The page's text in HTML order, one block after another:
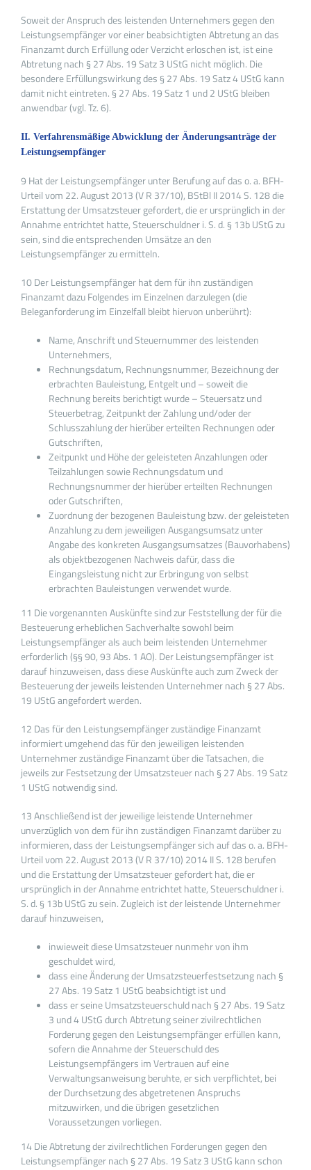
Soweit der Anspruch des leistenden Unternehmers gegen den
Leistungsempfänger vor einer beabsichtigten Abtretung an das
Finanzamt durch Erfüllung oder Verzicht erloschen ist, ist eine
Abtretung nach § 27 Abs. 19 Satz 3 UStG nicht möglich. Die
besondere Erfüllungswirkung des § 27 Abs. 19 Satz 4 UStG kann
damit nicht eintreten. § 27 Abs. 19 Satz 1 und 2 UStG bleiben
anwendbar (vgl. Tz. 6).
II. Verfahrensmäßige Abwicklung der Änderungsanträge der
Leistungsempfänger
9 Hat der Leistungsempfänger unter Berufung auf das o. a. BFH-
Urteil vom 22. August 2013 (V R 37/10), BStBl II 2014 S. 128 die
Erstattung der Umsatzsteuer gefordert, die er ursprünglich in der
Annahme entrichtet hatte, Steuerschuldner i. S. d. § 13b UStG zu
sein, sind die entsprechenden Umsätze an den
Leistungsempfänger zu ermitteln.
10 Der Leistungsempfänger hat dem für ihn zuständigen
Finanzamt dazu Folgendes im Einzelnen darzulegen (die
Beleganforderung im Einzelfall bleibt hiervon unberührt):
Name, Anschrift und Steuernummer des leistenden
Unternehmers,
Rechnungsdatum, Rechnungsnummer, Bezeichnung der
erbrachten Bauleistung, Entgelt und – soweit die
Rechnung bereits berichtigt wurde – Steuersatz und
Steuerbetrag, Zeitpunkt der Zahlung und/oder der
Schlusszahlung der hierüber erteilten Rechnungen oder
Gutschriften,
Zeitpunkt und Höhe der geleisteten Anzahlungen oder
Teilzahlungen sowie Rechnungsdatum und
Rechnungsnummer der hierüber erteilten Rechnungen
oder Gutschriften,
Zuordnung der bezogenen Bauleistung bzw. der geleisteten
Anzahlung zu dem jeweiligen Ausgangsumsatz unter
Angabe des konkreten Ausgangsumsatzes (Bauvorhabens)
als objektbezogenen Nachweis dafür, dass die
Eingangsleistung nicht zur Erbringung von selbst
erbrachten Bauleistungen verwendet wurde.
11 Die vorgenannten Auskünfte sind zur Feststellung der für die
Besteuerung erheblichen Sachverhalte sowohl beim
Leistungsempfänger als auch beim leistenden Unternehmer
erforderlich (§§ 90, 93 Abs. 1 AO). Der Leistungsempfänger ist
darauf hinzuweisen, dass diese Auskünfte auch zum Zweck der
Besteuerung der jeweils leistenden Unternehmer nach § 27 Abs.
19 UStG angefordert werden.
12 Das für den Leistungsempfänger zuständige Finanzamt
informiert umgehend das für den jeweiligen leistenden
Unternehmer zuständige Finanzamt über die Tatsachen, die
jeweils zur Festsetzung der Umsatzsteuer nach § 27 Abs. 19 Satz
1 UStG notwendig sind.
13 Anschließend ist der jeweilige leistende Unternehmer
unverzüglich von dem für ihn zuständigen Finanzamt darüber zu
informieren, dass der Leistungsempfänger sich auf das o. a. BFH-
Urteil vom 22. August 2013 (V R 37/10) 2014 II S. 128 berufen
und die Erstattung der Umsatzsteuer gefordert hat, die er
ursprünglich in der Annahme entrichtet hatte, Steuerschuldner i.
S. d. § 13b UStG zu sein. Zugleich ist der leistende Unternehmer
darauf hinzuweisen,
inwieweit diese Umsatzsteuer nunmehr von ihm
geschuldet wird,
dass eine Änderung der Umsatzsteuerfestsetzung nach §
27 Abs. 19 Satz 1 UStG beabsichtigt ist und
dass er seine Umsatzsteuerschuld nach § 27 Abs. 19 Satz
3 und 4 UStG durch Abtretung seiner zivilrechtlichen
Forderung gegen den Leistungsempfänger erfüllen kann,
sofern die Annahme der Steuerschuld des
Leistungsempfängers im Vertrauen auf eine
Verwaltungsanweisung beruhte, er sich verpflichtet, bei
der Durchsetzung des abgetretenen Anspruchs
mitzuwirken, und die übrigen gesetzlichen
Voraussetzungen vorliegen.
14 Die Abtretung der zivilrechtlichen Forderungen gegen den
Leistungsempfänger nach § 27 Abs. 19 Satz 3 UStG kann schon